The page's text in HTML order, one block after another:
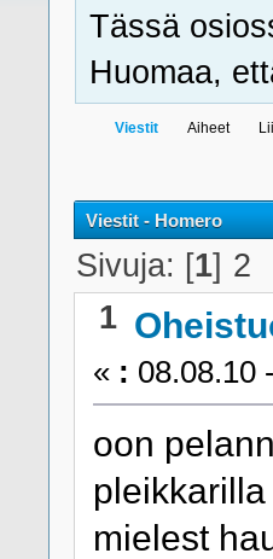
Tässä
Huomaa,
Viestit Aiheet
Viestit - Homero
Sivuja: [1] 2
1
« : 08.08.10
oon
mielest